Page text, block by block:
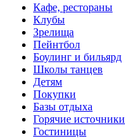
Кафе, рестораны
Клубы
Зрелища
Пейнтбол
Боулинг и бильярд
Школы танцев
Детям
Покупки
Базы отдыха
Горячие источники
Гостиницы